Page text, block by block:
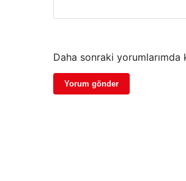
Daha sonraki yorumlarımda